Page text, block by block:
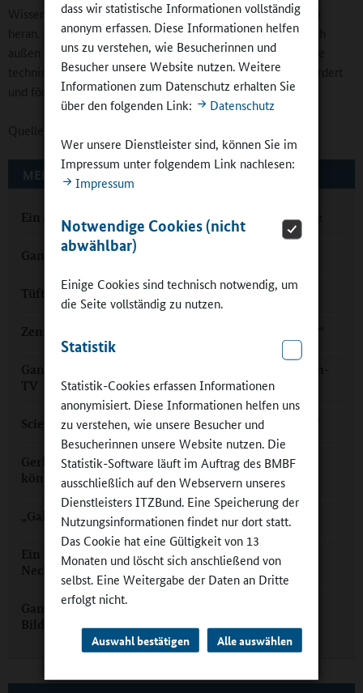
dass wir statistische Informationen vollständig
anonym erfassen. Diese Informationen helfen
uns zu verstehen, wie Besucherinnen und
Besucher unsere Website nutzen. Weitere
Informationen zum Datenschutz erhalten Sie
über den folgenden Link:
Datenschutz
Wer unsere Dienstleister sind, können Sie im
Impressum unter folgendem Link nachlesen:
Impressum
Notwendige Cookies (nicht
abwählbar)
Einige Cookies sind technisch notwendig, um
die Seite vollständig zu nutzen.
Statistik
Statistik-Cookies erfassen Informationen
anonymisiert. Diese Informationen helfen uns
zu verstehen, wie unsere Besucher und
Besucherinnen unsere Website nutzen. Die
Statistik-Software läuft im Auftrag des BMBF
ausschließlich auf den Webservern unseres
Dienstleisters ITZBund. Eine Speicherung der
Nutzungsinformationen findet nur dort statt.
Das Cookie hat eine Gültigkeit von 13
Monaten und löscht sich anschließend von
selbst. Eine Weitergabe der Daten an Dritte
erfolgt nicht.
Auswahl bestätigen Alle auswählen
Wissenschaftler führen hier an spannende Forschungsfragen
heran. Im Kontext Nachhaltigkeit öffnet sich die Schule nach
außen durch die Einrichtung eines Repair-Cafés, welches die
technischen Kompetenzen der Schülerinnen und Schüler fordert
und fördert.
Quellen:
MEHR ZUM THEMA AUF GANZTAGSSCHULEN.ORG
Ein abwechslungsreicher Ganztag bietet Lernanlässe
Ganztags im Farbenland
Tüfteln, rechnen, programmieren im Ganztag
Zenneck-Schule: „Sie hatten Recht mit dem Ganztag“
Ganztag in Dahlem: naturnah und digital mit Meisen-
TV
Science on Stage im Heinitz-Gymnasium Rüdersdorf
Gerhart-Hauptmann-Gymnasium Wismar: „MINT
können wir!“
„Galileo“-Tag und -Nacht in der Ganztagsschule
Ein Name als Programm: Stephen-Hawking-Schule
Neckargemünd
Ganztagsangebote sind ein wichtiger Baustein der
Bildung